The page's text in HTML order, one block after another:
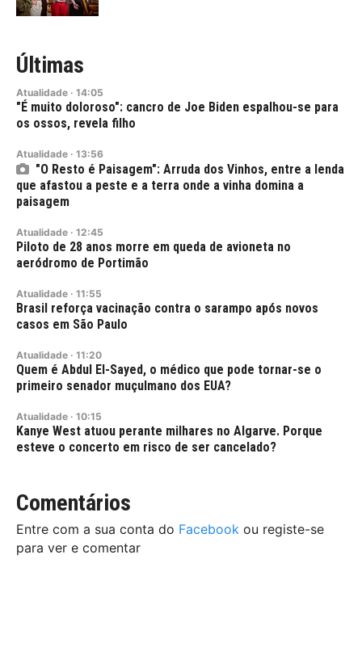
Últimas
Atualidade · 14:05
"É muito doloroso": cancro de Joe Biden espalhou-se para
os ossos, revela filho
Atualidade · 13:56
"O Resto é Paisagem": Arruda dos Vinhos, entre a lenda
que afastou a peste e a terra onde a vinha domina a
paisagem
Atualidade · 12:45
Piloto de 28 anos morre em queda de avioneta no
aeródromo de Portimão
Atualidade · 11:55
Brasil reforça vacinação contra o sarampo após novos
casos em São Paulo
Atualidade · 11:20
Quem é Abdul El-Sayed, o médico que pode tornar-se o
primeiro senador muçulmano dos EUA?
Atualidade · 10:15
Kanye West atuou perante milhares no Algarve. Porque
esteve o concerto em risco de ser cancelado?
Comentários
Entre com a sua conta do Facebook ou registe-se
para ver e comentar